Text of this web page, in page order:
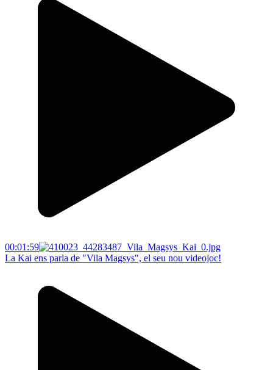
00:01:59
La Kai ens parla de "Vila Magsys", el seu nou videojoc!